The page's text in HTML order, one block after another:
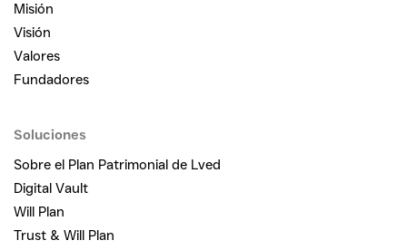
Misión
Visión
Valores
Fundadores
Soluciones
Sobre el Plan Patrimonial de Lved
Digital Vault
Will Plan
Trust & Will Plan